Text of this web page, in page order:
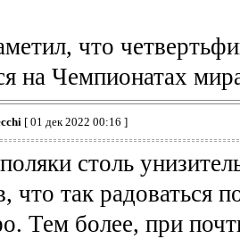
что
на Чемпионатах
[ 01 дек 2022 00:16 ]
столь
что так радоваться
Тем более, при